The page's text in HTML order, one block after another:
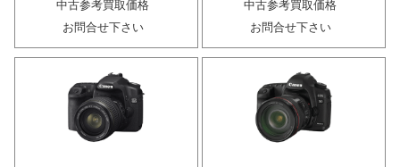
中古参考買取価格
お問合せ下さい
中古参考買取価格
お問合せ下さい